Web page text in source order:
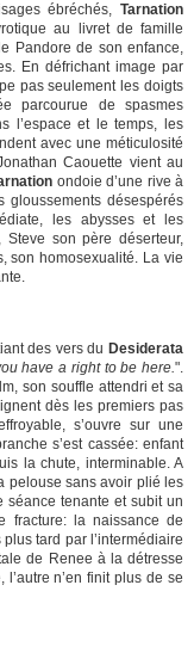
ébréchés, Tarnation
au livret de famille
Pandore de son enfance,
En défrichant image par
pas seulement les doigts
parcourue de spasmes
l’espace et le temps, les
avec une méticulosité
Caouette vient au
ondoie d’une rive à
gloussements désespérés
les abysses et les
son père déserteur,
son homosexualité. La vie
des vers du Desiderata
have a right to be here.".
son souffle attendri et sa
dès les premiers pas
s’ouvre sur une
s’est cassée: enfant
la chute, interminable. A
pelouse sans avoir plié les
séance tenante et subit un
fracture: la naissance de
tard par l’intermédiaire
de Renee à la détresse
l’autre n’en finit plus de se